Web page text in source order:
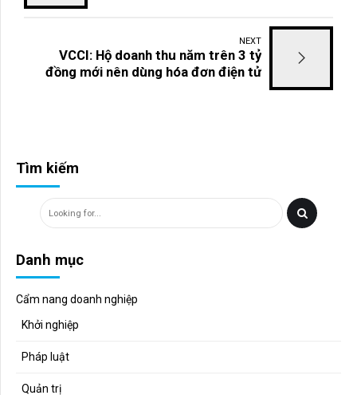
NEXT
VCCI: Hộ doanh thu năm trên 3 tỷ
đồng mới nên dùng hóa đơn điện tử
Tìm kiếm
Danh mục
Cẩm nang doanh nghiệp
Khởi nghiệp
Pháp luật
Quản trị